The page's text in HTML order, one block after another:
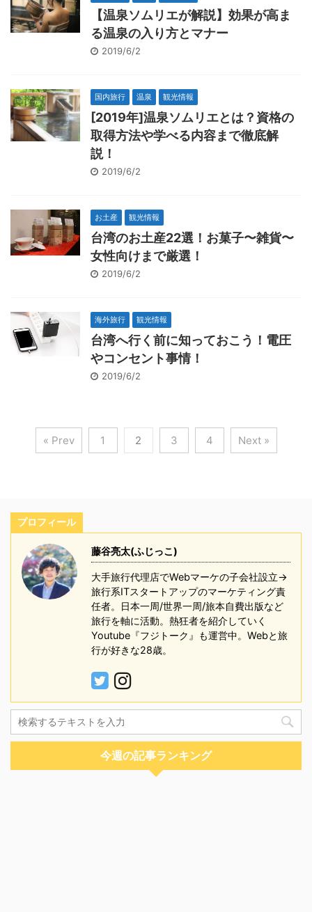
【温泉ソムリエが解説】効果が高ま
る温泉の入り方とマナー
2019/6/2
国内旅行 温泉 観光情報
[2019年]温泉ソムリエとは？資格の
取得方法や学べる内容まで徹底解
説！
2019/6/2
お土産 観光情報
台湾のお土産22選！お菓子〜雑貨〜
女性向けまで厳選！
2019/6/2
海外旅行 観光情報
台湾へ行く前に知っておこう！電圧
やコンセント事情！
2019/6/2
« Prev 1 2 3 4 Next »
プロフィール
藤谷亮太(ふじっこ)
大手旅行代理店でWebマーケの子会社設立→
旅行系ITスタートアップのマーケティング責
任者。日本一周/世界一周/旅本自費出版など
旅行を軸に活動。熱狂者を紹介していく
Youtube『フジトーク』も運営中。Webと旅
行が好きな28歳。
今週の記事ランキング